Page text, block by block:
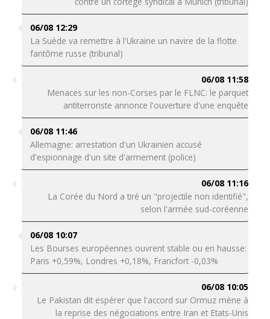
06/08 12:29
La Suède va remettre à l'Ukraine un navire de la flotte
fantôme russe (tribunal)
06/08 11:58
Menaces sur les non-Corses par le FLNC: le parquet
antiterroriste annonce l'ouverture d'une enquête
06/08 11:46
Allemagne: arrestation d'un Ukrainien accusé
d'espionnage d'un site d'armement (police)
06/08 11:16
La Corée du Nord a tiré un "projectile non identifié",
selon l'armée sud-coréenne
06/08 10:07
Les Bourses européennes ouvrent stable ou en hausse:
Paris +0,59%, Londres +0,18%, Francfort -0,03%
06/08 10:05
Le Pakistan dit espérer que l'accord sur Ormuz mène à
la reprise des négociations entre Iran et Etats-Unis